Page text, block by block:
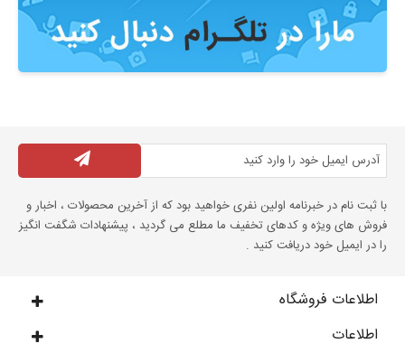
با ثبت نام در خبرنامه اولین نفری خواهید بود که از آخرین محصولات ، اخبار و
فروش های ویژه و کدهای تخفیف ما مطلع می گردید ، پیشنهادات شگفت انگیز
را در ایمیل خود دریافت کنید .
اطلاعات فروشگاه
اطلاعات